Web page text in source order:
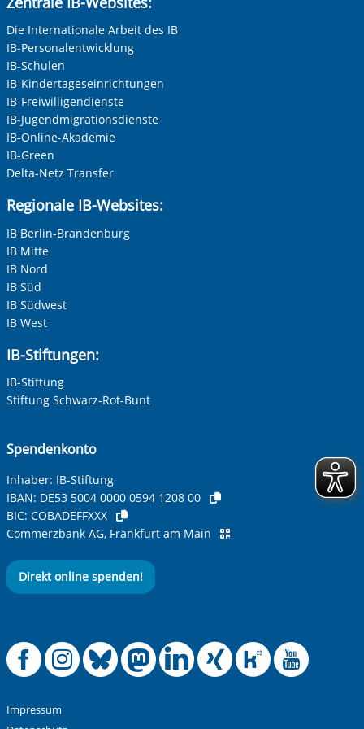
Die Internationale Arbeit des IB
IB-Personalentwicklung
IB-Schulen
IB-Kindertageseinrichtungen
IB-Freiwilligendienste
IB-Jugendmigrationsdienste
IB-Online-Akademie
IB-Green
Delta-Netz Transfer
Regionale IB-Websites:
IB Berlin-Brandenburg
IB Mitte
IB Nord
IB Süd
IB Südwest
IB West
IB-Stiftungen:
IB-Stiftung
Stiftung Schwarz-Rot-Bunt
Spendenkonto
Inhaber: IB-Stiftung
IBAN: DE53 5004 0000 0594 1208 00
BIC: COBADEFFXXX
Commerzbank AG, Frankfurt am Main
Direkt online spenden!
Offizielle
Offizielle
Offizielle
Offizielle
Offizielle
Impressum